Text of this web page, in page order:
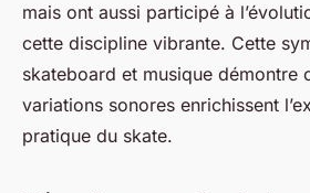
mais ont aussi participé à
cette discipline vibrante. Cette
skateboard et musique démontre
variations sonores enrichissent
pratique du skate.